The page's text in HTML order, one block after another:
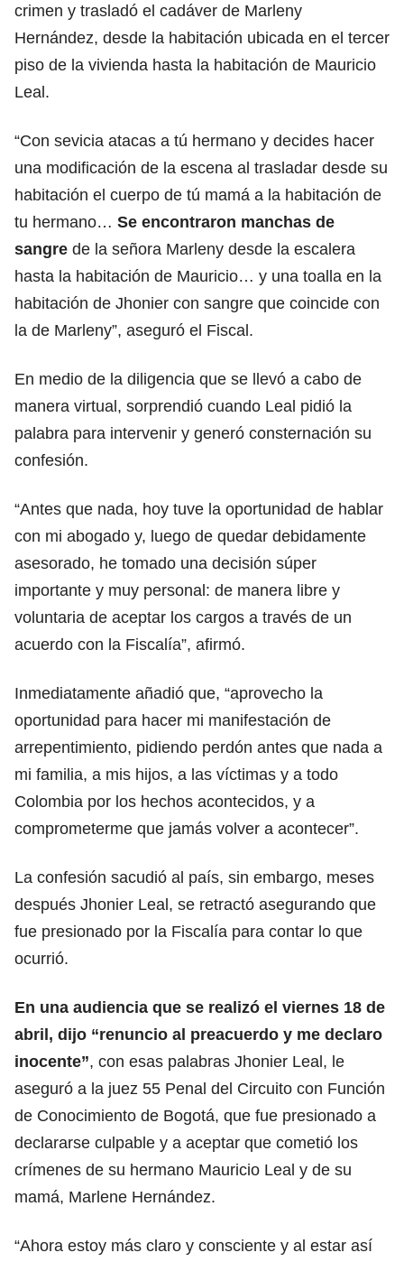
crimen y trasladó el cadáver de Marleny
Hernández, desde la habitación ubicada en el tercer
piso de la vivienda hasta la habitación de Mauricio
Leal.
“Con sevicia atacas a tú hermano y decides hacer
una modificación de la escena al trasladar desde su
habitación el cuerpo de tú mamá a la habitación de
tu hermano… Se encontraron manchas de
sangre de la señora Marleny desde la escalera
hasta la habitación de Mauricio… y una toalla en la
habitación de Jhonier con sangre que coincide con
la de Marleny”, aseguró el Fiscal.
En medio de la diligencia que se llevó a cabo de
manera virtual, sorprendió cuando Leal pidió la
palabra para intervenir y generó consternación su
confesión.
“Antes que nada, hoy tuve la oportunidad de hablar
con mi abogado y, luego de quedar debidamente
asesorado, he tomado una decisión súper
importante y muy personal: de manera libre y
voluntaria de aceptar los cargos a través de un
acuerdo con la Fiscalía”, afirmó.
Inmediatamente añadió que, “aprovecho la
oportunidad para hacer mi manifestación de
arrepentimiento, pidiendo perdón antes que nada a
mi familia, a mis hijos, a las víctimas y a todo
Colombia por los hechos acontecidos, y a
comprometerme que jamás volver a acontecer”.
La confesión sacudió al país, sin embargo, meses
después Jhonier Leal, se retractó asegurando que
fue presionado por la Fiscalía para contar lo que
ocurrió.
En una audiencia que se realizó el viernes 18 de
abril, dijo “renuncio al preacuerdo y me declaro
inocente”, con esas palabras Jhonier Leal, le
aseguró a la juez 55 Penal del Circuito con Función
de Conocimiento de Bogotá, que fue presionado a
declararse culpable y a aceptar que cometió los
crímenes de su hermano Mauricio Leal y de su
mamá, Marlene Hernández.
“Ahora estoy más claro y consciente y al estar así